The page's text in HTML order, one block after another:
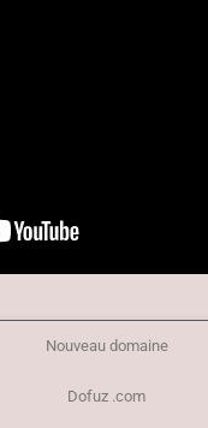
Nouveau domaine
Dofuz .com